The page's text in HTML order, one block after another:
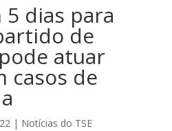
dias para
de
atuar
casos de
| Notícias do TSE